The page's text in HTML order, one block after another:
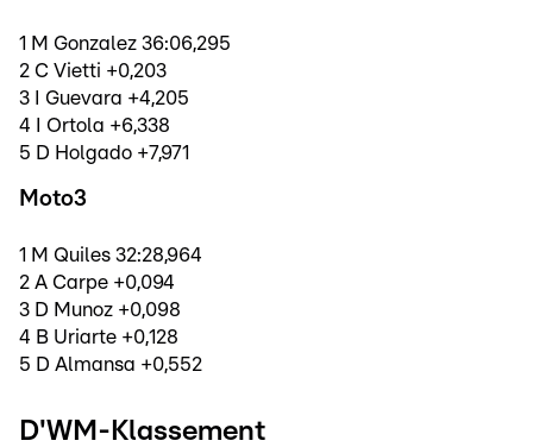
1 M Gonzalez 36:06,295
2 C Vietti +0,203
3 I Guevara +4,205
4 I Ortola +6,338
5 D Holgado +7,971
Moto3
1 M Quiles 32:28,964
2 A Carpe +0,094
3 D Munoz +0,098
4 B Uriarte +0,128
5 D Almansa +0,552
D'WM-Klassement